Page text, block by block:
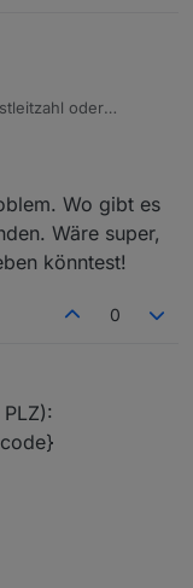
oder
Wo gibt es
Wäre super,
könntest!
0